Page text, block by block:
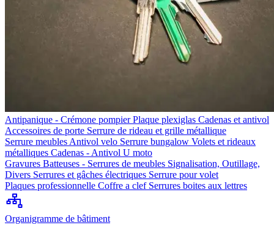
Antipanique - Crémone pompierPlaque plexiglas Cadenas et antivol
Accessoires de porte Serrure de rideau et grille métallique
Serrure meubles Antivol velo Serrure bungalow Volets et rideaux
métalliques Cadenas - Antivol U moto
Gravures Batteuses - Serrures de meubles Signalisation, Outillage,
Divers Serrures et gâches électriques Serrure pour volet
Plaques professionnelle Coffre a clef Serrures boites aux lettres
Organigramme de bâtiment